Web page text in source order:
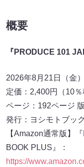
概要
『PRODUCE 101
2026年8月21日（金
定価：2,400円（10％
ページ：192ページ
発行：ヨシモトブッ
【Amazon通常版】
BOOK PLUS』：
https://